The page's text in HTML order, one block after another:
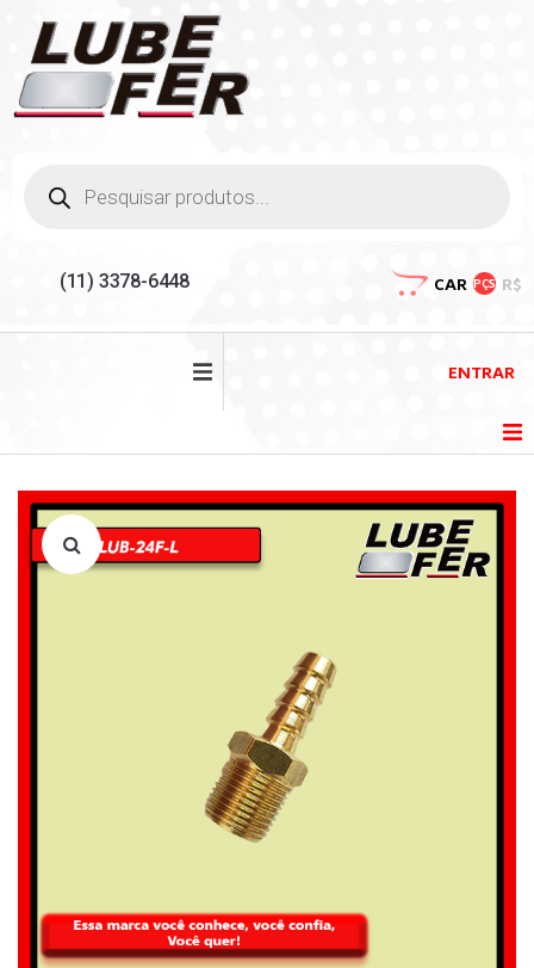
(11) 3378-6448 CAR PÇS R$
LOJA
ENTRAR